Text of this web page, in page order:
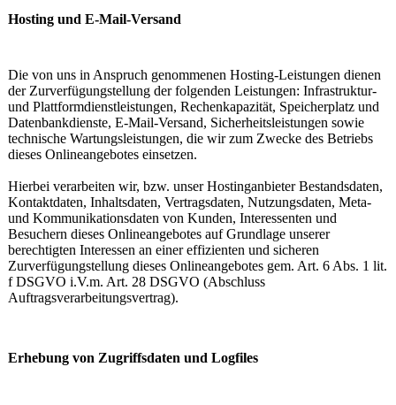
Hosting und E-Mail-Versand
Die von uns in Anspruch genommenen Hosting-Leistungen dienen
der Zurverfügungstellung der folgenden Leistungen: Infrastruktur-
und Plattformdienstleistungen, Rechenkapazität, Speicherplatz und
Datenbankdienste, E-Mail-Versand, Sicherheitsleistungen sowie
technische Wartungsleistungen, die wir zum Zwecke des Betriebs
dieses Onlineangebotes einsetzen.
Hierbei verarbeiten wir, bzw. unser Hostinganbieter Bestandsdaten,
Kontaktdaten, Inhaltsdaten, Vertragsdaten, Nutzungsdaten, Meta-
und Kommunikationsdaten von Kunden, Interessenten und
Besuchern dieses Onlineangebotes auf Grundlage unserer
berechtigten Interessen an einer effizienten und sicheren
Zurverfügungstellung dieses Onlineangebotes gem. Art. 6 Abs. 1 lit.
f DSGVO i.V.m. Art. 28 DSGVO (Abschluss
Auftragsverarbeitungsvertrag).
Erhebung von Zugriffsdaten und Logfiles